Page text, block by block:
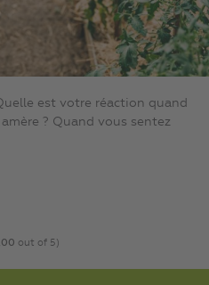
est votre réaction quand
? Quand vous sentez
out of 5)